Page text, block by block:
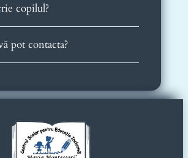
copilul?
pot contacta?